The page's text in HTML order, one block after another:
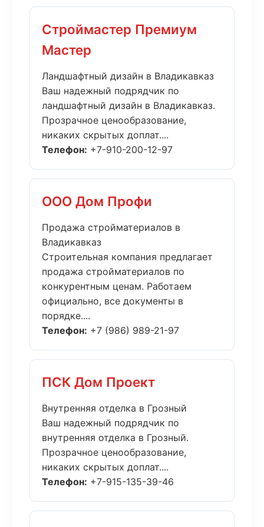
Строймастер Премиум
Мастер
Ландшафтный дизайн в Владикавказ
Ваш надежный подрядчик по
ландшафтный дизайн в Владикавказ.
Прозрачное ценообразование,
никаких скрытых доплат....
Телефон: +7-910-200-12-97
ООО Дом Профи
Продажа стройматериалов в
Владикавказ
Строительная компания предлагает
продажа стройматериалов по
конкурентным ценам. Работаем
официально, все документы в
порядке....
Телефон: +7 (986) 989-21-97
ПСК Дом Проект
Внутренняя отделка в Грозный
Ваш надежный подрядчик по
внутренняя отделка в Грозный.
Прозрачное ценообразование,
никаких скрытых доплат....
Телефон: +7-915-135-39-46